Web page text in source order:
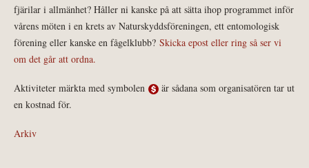
fjärilar i allmänhet? Håller ni kanske på att sätta ihop programmet inför
vårens möten i en krets av Naturskyddsföreningen, ett entomologisk
förening eller kanske en fågelklubb? Skicka epost eller ring så ser vi
om det går att ordna.
Aktiviteter märkta med symbolen
är sådana som organisatören tar ut
en kostnad för.
Arkiv